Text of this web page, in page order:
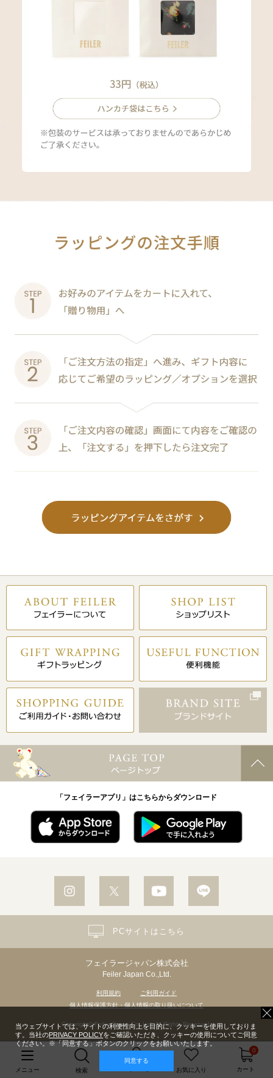
「フェイラーアプリ」はこちらからダウンロード
フェイラージャパン株式会社
Feiler Japan Co.,Ltd.
利用規約
ご利用ガイド
個人情報保護方針・個人情報の取り扱いについて
Copyright© Feiler Japan Co.,Ltd. All Rights Reserved.
PCサイトはこちら
メニュー 検索 お気に入り
0
カート
当ウェブサイトでは、サイトの利便性向上を目的に、クッキーを使用しておりま
す。当社のPRIVACY POLICYをご確認いただき、クッキーの使用についてご同意
ください。※「同意する」ボタンのクリックをお願いいたします。
同意する